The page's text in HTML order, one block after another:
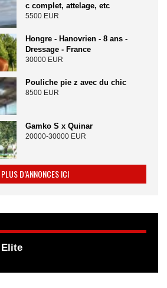
c complet, attelage, etc
5500 EUR
Hongre - Hanovrien - 8 ans -
Dressage - France
30000 EUR
Pouliche pie z avec du chic
8500 EUR
Gamko S x Quinar
20000-30000 EUR
PLUS D’ANNONCES ICI